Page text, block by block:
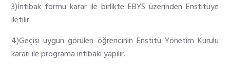
3)İntibak formu karar ile birlikte EBYS üzerinden Enstitüye
iletilir.
4)Geçişi uygun görülen öğrencinin Enstitü Yönetim Kurulu
kararı ile programa intibakı yapılır.